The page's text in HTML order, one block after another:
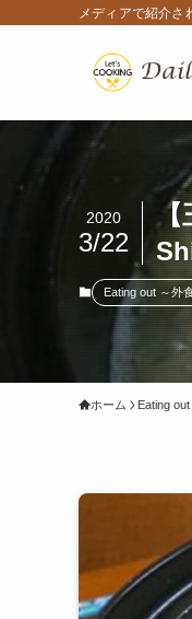
メディアで紹介さ
【
2020
3/22
Eating out ～外
ホーム Eating